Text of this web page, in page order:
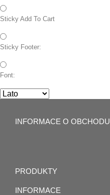
Sticky Add To Cart
Sticky Footer:
Font:
INFORMACE O OBCHODU
PRODUKTY
INFORMACE